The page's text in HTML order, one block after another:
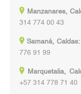
Manzanares,
314 774 00 43
Samaná, Caldas:
776 91 99
Marquetalia,
+57 314 778 71 40